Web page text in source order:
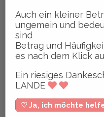
Auch ein kleiner
ungemein und
sind
Betrag und
es nach dem Klick
Ein riesiges
LANDE
♡ Ja, ich möchte